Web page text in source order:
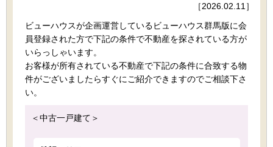
［2026.02.11］
ビューハウスが企画運営しているビューハウス群馬版に会
員登録された方で下記の条件で不動産を探されている方が
いらっしゃいます。
お客様が所有されている不動産で下記の条件に合致する物
件がございましたらすぐにご紹介できますのでご相談下さ
い。
＜中古一戸建て＞